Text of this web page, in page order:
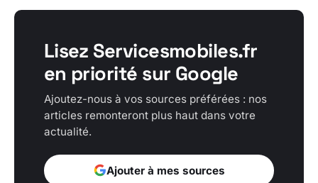
Lisez Servicesmobiles.fr
en priorité sur Google
Ajoutez-nous à vos sources préférées : nos
articles remonteront plus haut dans votre
actualité.
Ajouter à mes sources